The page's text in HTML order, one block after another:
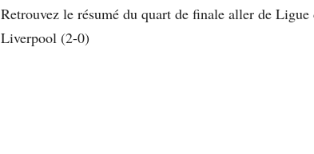
Retrouvez le résumé du quart de finale aller de
Liverpool (2-0)